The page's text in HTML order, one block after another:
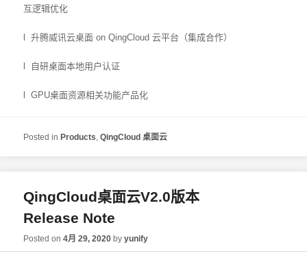
互逻辑优化
l 升腾威讯云桌面 on QingCloud 云平台（集成合作）
l 自研桌面本地用户认证
l GPU桌面资源相关功能产品化
Posted in Products,QingCloud 桌面云
QingCloud桌面云V2.0版本
Release Note
Posted on4月 29, 2020 byyunify